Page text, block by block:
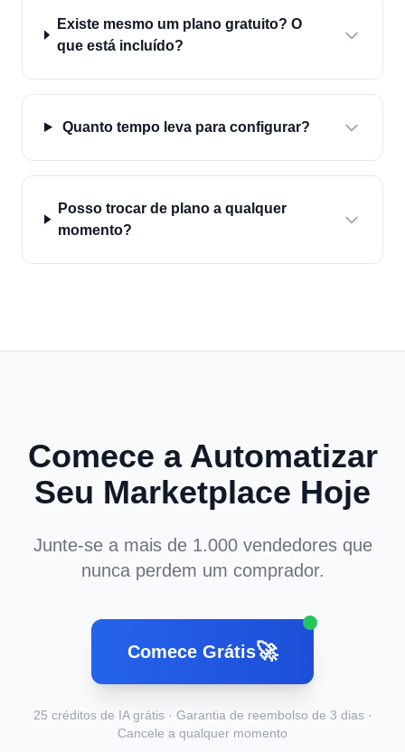
Existe mesmo um plano gratuito? O
que está incluído?
Quanto tempo leva para configurar?
Posso trocar de plano a qualquer
momento?
Comece a Automatizar
Seu Marketplace Hoje
Junte-se a mais de 1.000 vendedores que
nunca perdem um comprador.
Comece Grátis🚀
25 créditos de IA grátis · Garantia de reembolso de 3 dias ·
Cancele a qualquer momento